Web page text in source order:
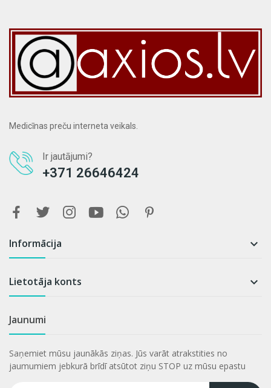
Medicīnas preču interneta veikals.
Ir jautājumi?
+371 26646424
Informācija 
Lietotāja konts 
Jaunumi
Saņemiet mūsu jaunākās ziņas. Jūs varāt atrakstities no
jaumumiem jebkurā brīdī atsūtot ziņu STOP uz mūsu epastu